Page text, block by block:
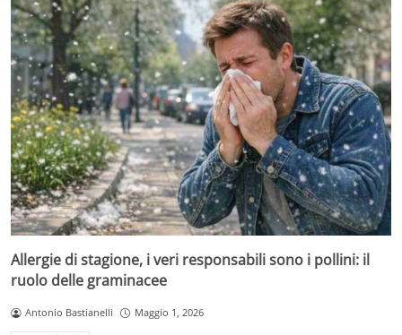
Allergie di stagione, i veri responsabili sono i pollini: il
ruolo delle graminacee
Antonio Bastianelli Maggio 1, 2026